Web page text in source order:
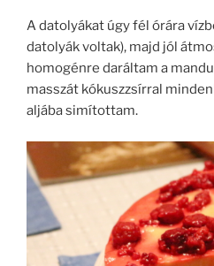
A datolyákat úgy fél órára
datolyák voltak), majd jól
homogénre daráltam a
masszát kókuszzsírral
aljába simítottam.